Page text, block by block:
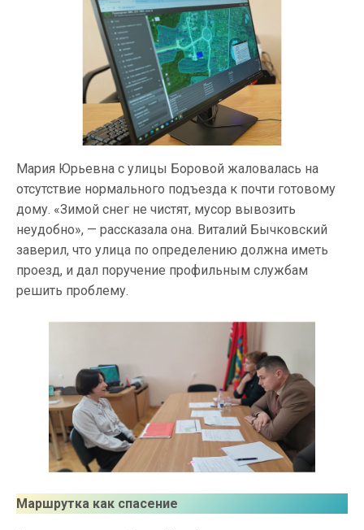
Мария Юрьевна с улицы Боровой жаловалась на
отсутствие нормального подъезда к почти готовому
дому. «Зимой снег не чистят, мусор вывозить
неудобно», — рассказала она. Виталий Бычковский
заверил, что улица по определению должна иметь
проезд, и дал поручение профильным службам
решить проблему.
Маршрутка как спасение